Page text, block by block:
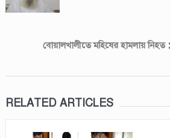
বোয়ালখালীতে মহিষের হামলায়
RELATED ARTICLES